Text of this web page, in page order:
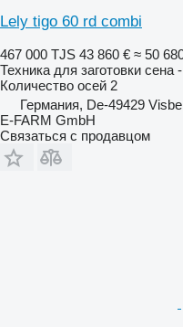
Lely tigo 60 rd combi
467 000 TJS 43 860 € ≈ 50
Техника для заготовки
Количество осей 2
Германия, De-49429
E-FARM GmbH
Связаться с продавцом